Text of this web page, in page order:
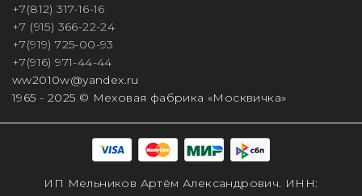
+7(812) 317-16-16
+7 (915) 366-22-24
+7(919) 725-00-93
+7(916) 971-44-44
ww2010w@yandex.ru
1965 - 2025 © Меховая фабрика «Москвичка»
ИП Мельников Артём Александрович. ИНН: